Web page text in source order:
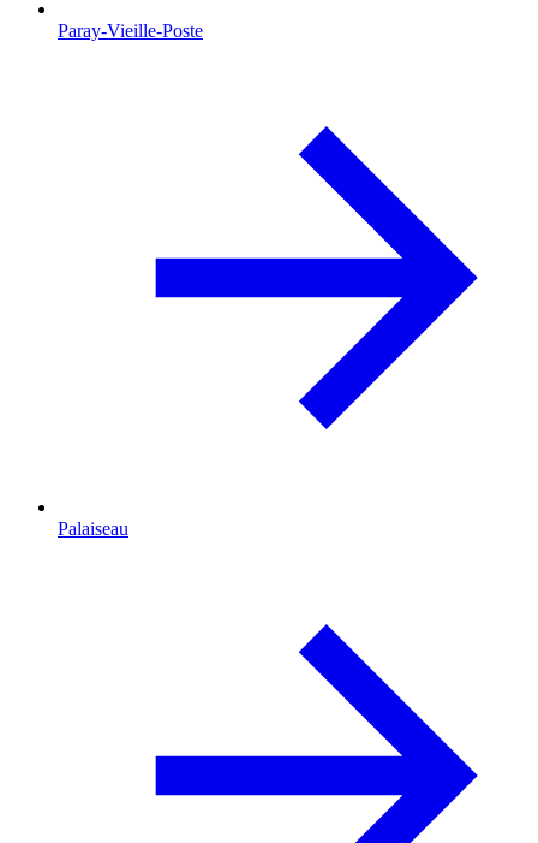
Paray-Vieille-Poste
Palaiseau